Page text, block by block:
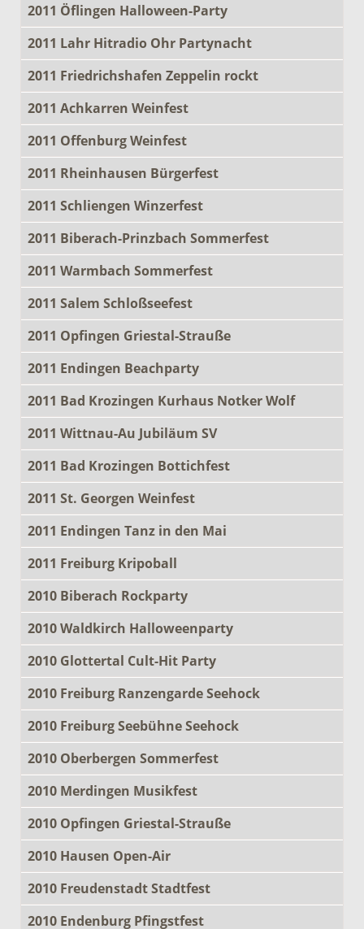
2011 Öflingen Halloween-Party
2011 Lahr Hitradio Ohr Partynacht
2011 Friedrichshafen Zeppelin rockt
2011 Achkarren Weinfest
2011 Offenburg Weinfest
2011 Rheinhausen Bürgerfest
2011 Schliengen Winzerfest
2011 Biberach-Prinzbach Sommerfest
2011 Warmbach Sommerfest
2011 Salem Schloßseefest
2011 Opfingen Griestal-Strauße
2011 Endingen Beachparty
2011 Bad Krozingen Kurhaus Notker Wolf
2011 Wittnau-Au Jubiläum SV
2011 Bad Krozingen Bottichfest
2011 St. Georgen Weinfest
2011 Endingen Tanz in den Mai
2011 Freiburg Kripoball
2010 Biberach Rockparty
2010 Waldkirch Halloweenparty
2010 Glottertal Cult-Hit Party
2010 Freiburg Ranzengarde Seehock
2010 Freiburg Seebühne Seehock
2010 Oberbergen Sommerfest
2010 Merdingen Musikfest
2010 Opfingen Griestal-Strauße
2010 Hausen Open-Air
2010 Freudenstadt Stadtfest
2010 Endenburg Pfingstfest